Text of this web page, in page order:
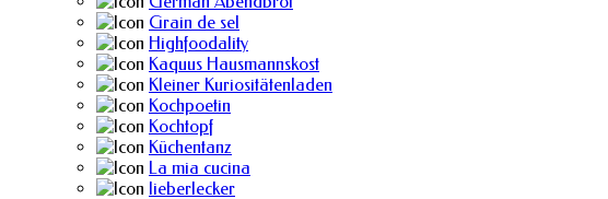
Grain de sel
Highfoodality
Kaquus Hausmannskost
Kleiner Kuriositätenladen
Kochpoetin
Kochtopf
Küchentanz
La mia cucina
lieberlecker